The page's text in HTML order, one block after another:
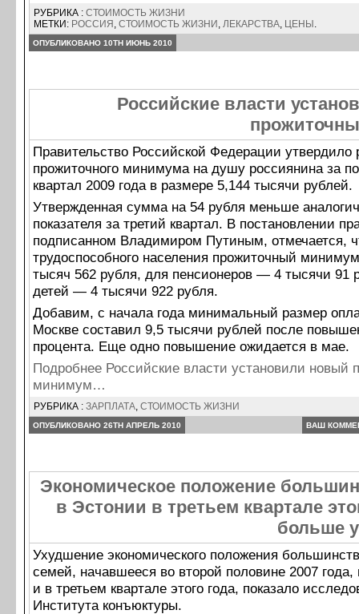
РУБРИКА : СТОИМОСТЬ ЖИЗНИ
МЕТКИ: РОССИЯ , СТОИМОСТЬ ЖИЗНИ , ЛЕКАРСТВА, ЦЕНЫ .
ОПУБЛИКОВАНО 10TH ИЮНЬ 2010
Российские власти
Правительство Российской Федерации утвердило
прожиточного минимума на душу россиянина за
квартал 2009 года в размере 5,144 тысячи рублей.
Утвержденная сумма на 54 рубля меньше
показателя за третий квартал. В постановлении
подписанном Владимиром Путиным, отмечается,
трудоспособного населения прожиточный
тысяч 562 рубля, для пенсионеров — 4 тысячи 91
детей — 4 тысячи 922 рубля.
Добавим, с начала года минимальный размер
Москве составил 9,5 тысячи рублей после
процента. Еще одно повышение ожидается в мае.
Подробнее Российские власти установили новый
минимум…
РУБРИКА : ЗАРПЛАТА, СТОИМОСТЬ ЖИЗНИ
ОПУБЛИКОВАНО 26TH АПРЕЛЬ 2010 ВАШ
Экономическое положение
в Эстонии в третьем квартале
больше
Ухудшение экономического положения
семей, начавшееся во второй половине 2007
и в третьем квартале этого года, показало
Института конъюктуры.